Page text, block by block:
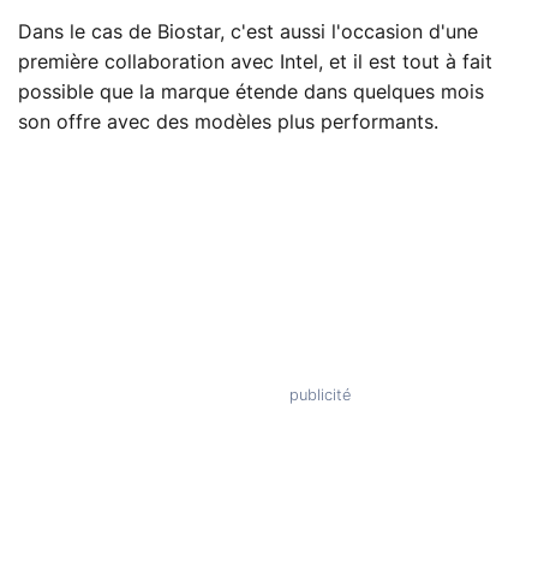
Dans le cas de Biostar, c'est aussi l'occasion d'une
première collaboration avec Intel, et il est tout à fait
possible que la marque étende dans quelques mois
son offre avec des modèles plus performants.